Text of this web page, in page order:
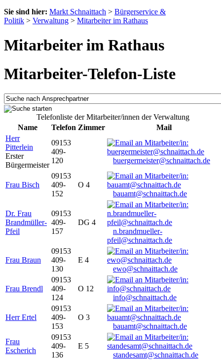
Sie sind hier: Markt Schnaittach > Bürgerservice &
Politik > Verwaltung > Mitarbeiter im Rathaus
Mitarbeiter im Rathaus
Mitarbeiter-Telefon-Liste
Telefonliste der Mitarbeiter/innen der Verwaltung
Name
Telefon Zimmer
Mail
Herr
Pitterlein
Erster
Bürgermeister
09153
409-
120
buergermeister@schnaittach.de
Frau Bisch
09153
409-
152
O 4
bauamt@schnaittach.de
Dr. Frau
Brandmüller-
Pfeil
09153
409-
157
DG 4
n.brandmueller-
pfeil@schnaittach.de
Frau Braun
09153
409-
130
E 4
ewo@schnaittach.de
Frau Brendl
09153
409-
124
O 12
info@schnaittach.de
Herr Ertel
09153
409-
153
O 3
bauamt@schnaittach.de
Frau
Escherich
09153
409-
136
E 5
standesamt@schnaittach.de